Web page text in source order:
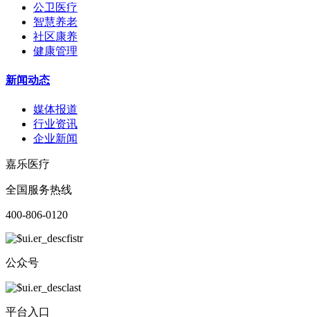
公卫医疗
智慧养老
社区康养
健康管理
新闻动态
媒体报道
行业资讯
企业新闻
嘉乐医疗
全国服务热线
400-806-0120
公众号
平台入口